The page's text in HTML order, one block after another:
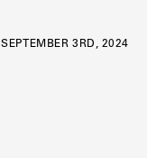
SEPTEMBER 3RD, 2024